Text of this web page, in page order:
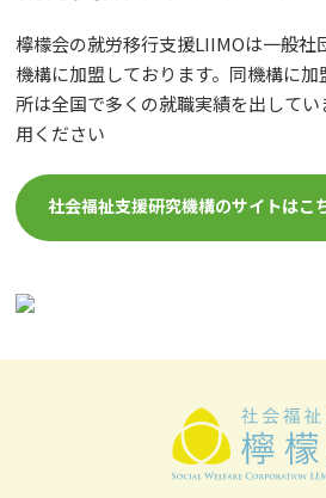
檸檬会の就労移行支援LIIMOは一般社
機構に加盟しております。同機構に
所は全国で多くの就職実績を出して
用ください
社会福祉支援研究機構のサイトはこ